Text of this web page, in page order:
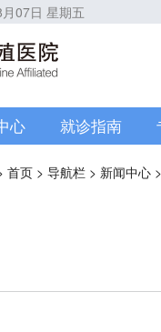
07日 星期五
心 就诊指南
首页 > 导航栏 > 新闻中心